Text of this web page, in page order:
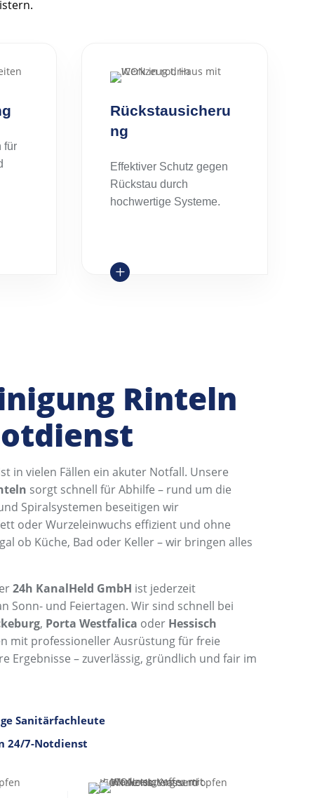
für
Rückstausicheru
ng
Effektiver Schutz gegen
Rückstau durch
hochwertige Systeme.
L
Rinteln
in vielen Fällen ein akuter Notfall. Unsere
sorgt schnell für Abhilfe – rund um die
Spiralsystemen beseitigen wir
oder Wurzeleinwuchs effizient und ohne
ob Küche, Bad oder Keller – wir bringen alles
24h KanalHeld GmbH ist jederzeit
Sonn- und Feiertagen. Wir sind schnell bei
, Porta Westfalica oder Hessisch
mit professioneller Ausrüstung für freie
Ergebnisse – zuverlässig, gründlich und fair im
Sanitärfachleute
24/7-Notdienst